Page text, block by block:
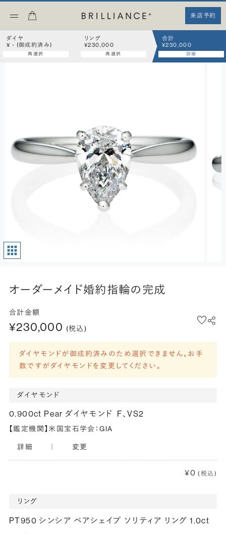
来店予約
ダイヤ
¥ - (御成約済み)
再選択
リング
¥230,000
再選択
合計
¥230,000
詳細
オーダーメイド婚約指輪の完成
合計金額
¥230,000 (税込)
ダイヤモンドが御成約済みのため選択できません。お手
数ですがダイヤモンドを変更してください。
ダイヤモンド
0.900ct Pear ダイヤモンド F、VS2
【鑑定機関】米国宝石学会：GIA
詳細 変更
¥0 (税込)
リング
PT950 シンシア ペアシェイプ ソリティア リング 1.0ct